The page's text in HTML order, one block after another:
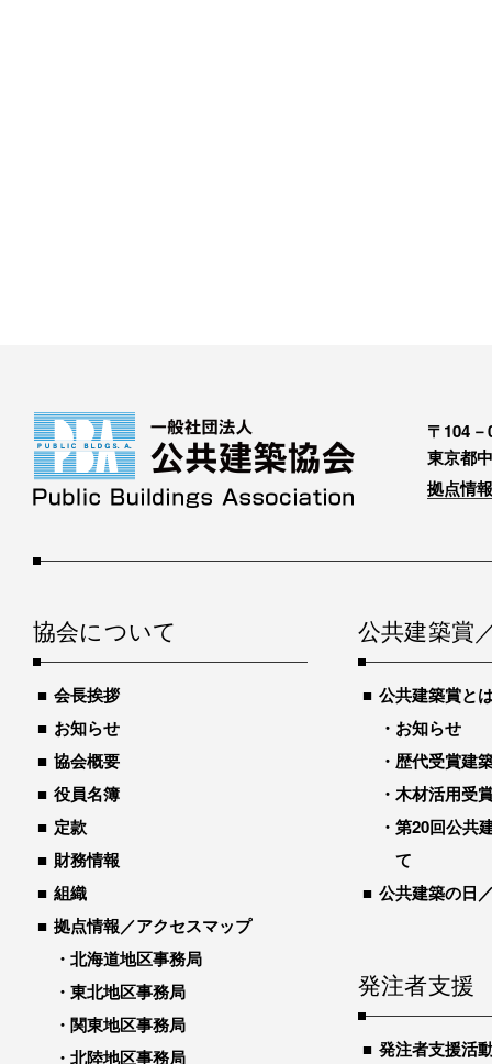
〒104－
東京都
拠点情
協会について
会長挨拶
お知らせ
協会概要
役員名簿
定款
財務情報
組織
拠点情報／アクセスマップ
北海道地区事務局
東北地区事務局
関東地区事務局
北陸地区事務局
公共建築賞
公共建築賞と
お知らせ
歴代受賞建
木材活用受
第20回公共
て
公共建築の日
発注者支援
発注者支援活